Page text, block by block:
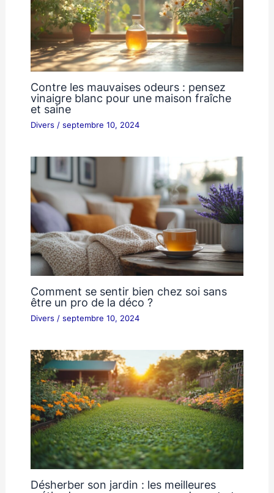
Contre les mauvaises odeurs : pensez
vinaigre blanc pour une maison fraîche
et saine
Divers / septembre 10, 2024
Comment se sentir bien chez soi sans
être un pro de la déco ?
Divers / septembre 10, 2024
Désherber son jardin : les meilleures